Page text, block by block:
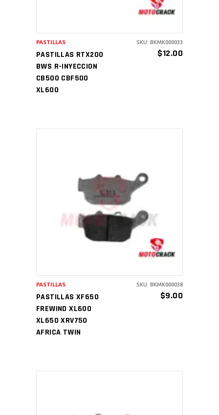
PASTILLAS RTX200
BWS R-INYECCION
CB500 CBF500
XL600
$12.00
PASTILLAS SKU: BKMK000033
AÑADIR AL CARRITO
PASTILLAS XF650
FREWIND XL600
XL650 XRV750
AFRICA TWIN
$9.00
PASTILLAS SKU: BKMK000038